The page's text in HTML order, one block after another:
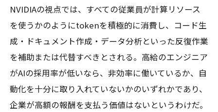
NVIDIAの視点では、すべての従業員が計算リソース
を使うかのようにtokenを積極的に消費し、コード生
成・ドキュメント作成・データ分析といった反復作業
を補助または代替すべきとされる。高給のエンジニア
がAIの採用率が低いなら、非効率に働いているか、自
動化を十分に取り入れていないかのいずれかであり、
企業が高額の報酬を支払う価値はないというわけだ。